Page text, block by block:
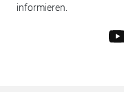
informieren.